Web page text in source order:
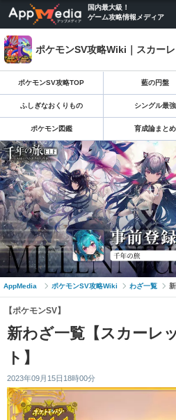
国内最大級！
ゲーム攻略情報メディア
ポケモンSV攻略Wiki｜スカー
ポケモンSV攻略TOP 藍の円盤
ふしぎなおくりもの シングル最強
ポケモン図鑑 育成論まとめ
AppMedia ポケモンSV攻略Wiki わざ一覧
【ポケモンSV】
新わざ一覧【スカーレ
ト】
2023年09月15日18時00分